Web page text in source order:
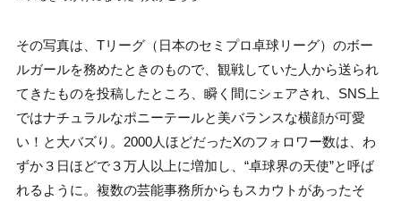
その写真は、Tリーグ（日本のセミプロ卓球リーグ）のボー
ルガールを務めたときのもので、観戦していた人から送られ
てきたものを投稿したところ、瞬く間にシェアされ、SNS上
ではナチュラルなポニーテールと美バランスな横顔が可愛
い！と大バズり。2000人ほどだったXのフォロワー数は、わ
ずか３日ほどで３万人以上に増加し、“卓球界の天使”と呼ば
れるように。複数の芸能事務所からもスカウトがあったそ